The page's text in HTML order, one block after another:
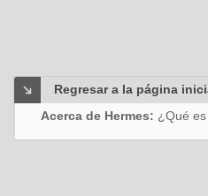
Regresar a la página
Acerca de Hermes: ¿Qué